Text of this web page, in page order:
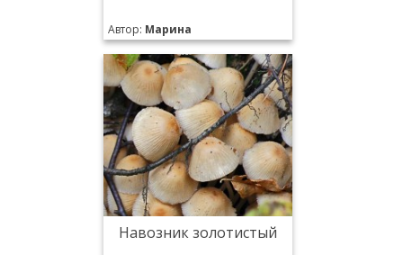
Автор: Марина
Навозник золотистый